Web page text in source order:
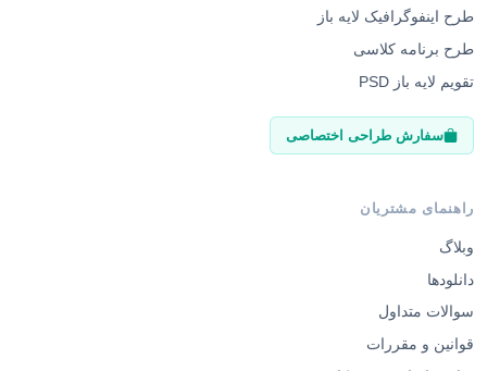
طرح اینفوگرافیک لایه باز
طرح برنامه کلاسی
تقویم لایه باز PSD
سفارش طراحی اختصاصی
راهنمای مشتریان
وبلاگ
دانلودها
سوالات متداول
قوانین و مقررات